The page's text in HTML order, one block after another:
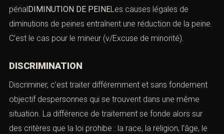
pénalDIMINUTION DE PEINELes causes légales de
diminutions de peines entraînent une réduction de la peine.
C’est le cas pour le mineur (v/Excuse de minorité).
DISCRIMINATION
Discriminer, c’est traiter différemment et sans fondement
objectif despersonnes qui se trouvent dans une même
situation. La différence de traitement se fonde alors sur
des critères que la loi prohibe : la race, la religion, l’âge, le